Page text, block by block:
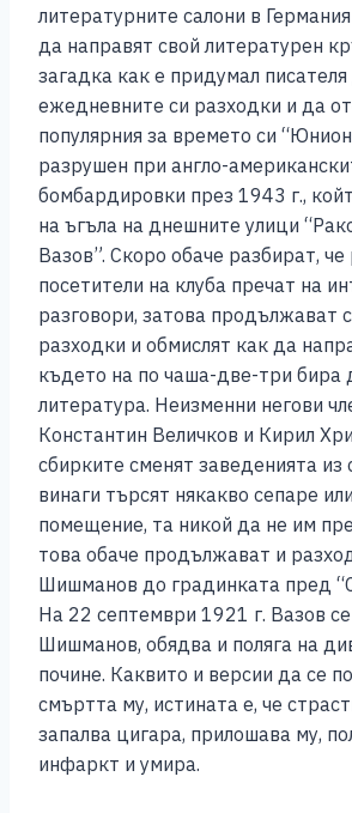
литературните салони в
да направят свой литературен
загадка как е придумал
ежедневните си разходки и да
популярния за времето си “Юнион
разрушен при англо-
бомбардировки през 1943 г.,
на ъгъла на днешните улици
Вазов”. Скоро обаче разбират,
посетители на клуба пречат на
разговори, затова продължават
разходки и обмислят как да
където на по чаша-две-три бира
литература. Неизменни негови
Константин Величков и Кирил
сбирките сменят заведенията из
винаги търсят някакво сепаре
помещение, та никой да не им
това обаче продължават и
Шишманов до градинката пред
На 22 септември 1921 г. Вазов
Шишманов, обядва и поляга на
почине. Каквито и версии да се
смъртта му, истината е, че
запалва цигара, прилошава му,
инфаркт и умира.